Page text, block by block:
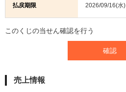
払戻期限 2026/09/16(水)
このくじの当せん確認を行う
確認
売上情報